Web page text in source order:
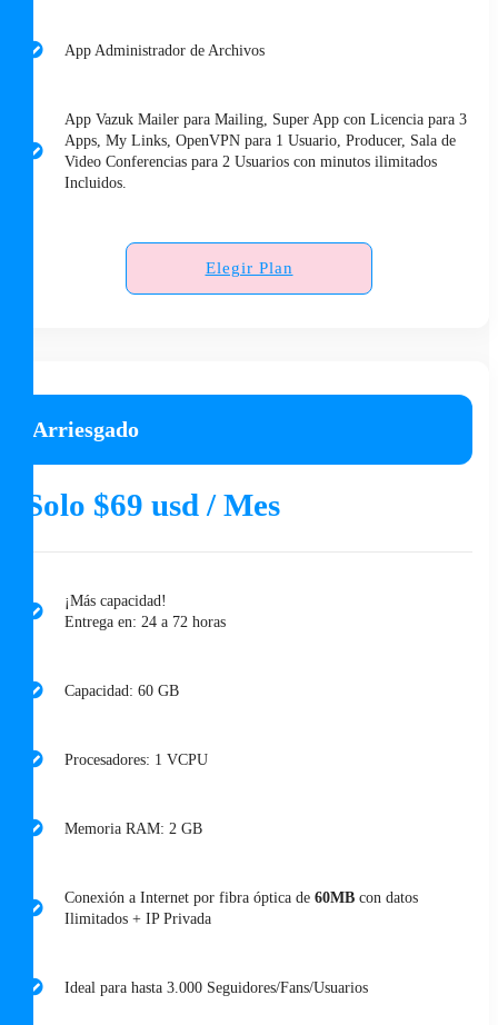
App Administrador de Archivos
App Vazuk Mailer para Mailing, Super App con Licencia para 3
Apps, My Links, OpenVPN para 1 Usuario, Producer, Sala de
Video Conferencias para 2 Usuarios con minutos ilimitados
Incluidos.
Elegir Plan
Arriesgado
Solo $69 usd / Mes
¡Más capacidad!
Entrega en: 24 a 72 horas
Capacidad: 60 GB
Procesadores: 1 VCPU
Memoria RAM: 2 GB
Conexión a Internet por fibra óptica de 60MB con datos
Ilimitados + IP Privada
Ideal para hasta 3.000 Seguidores/Fans/Usuarios